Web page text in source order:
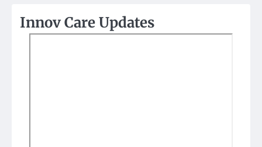
Innov Care Updates